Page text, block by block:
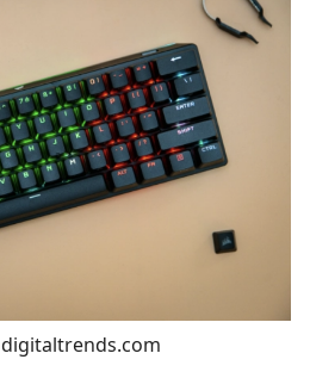
digitaltrends.com